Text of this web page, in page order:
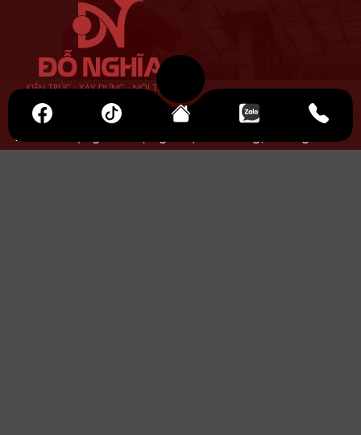
CÔNG TY TNHH ĐỖ NGHĨA
Với khát vọng kiến tạo giá trị bền vững, chúng tôi